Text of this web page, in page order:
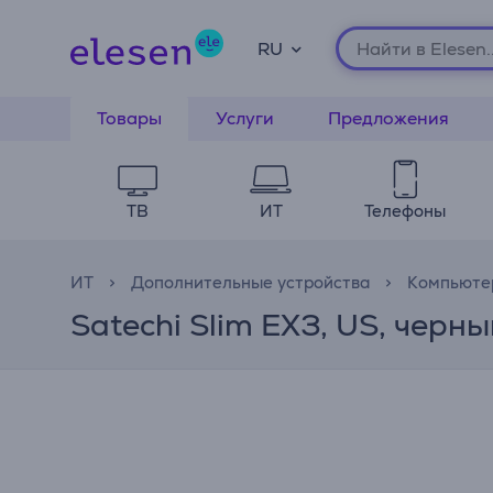
RU
Товары Услуги Предложения
ТВ ИТ Телефоны
ИТ Дополнительные устройства
Satechi Slim EX3, US,